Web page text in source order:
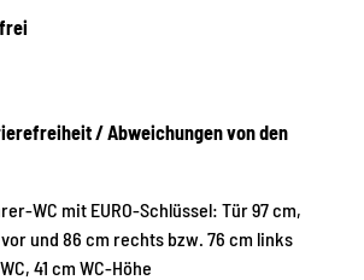
/ Abweichungen von den
WC mit EURO-Schlüssel: Tür 97 cm,
vor und 86 cm rechts bzw. 76 cm links
41 cm WC-Höhe